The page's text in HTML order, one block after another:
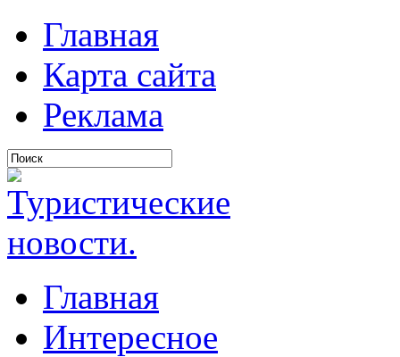
Главная
Карта сайта
Реклама
Главная
Интересное